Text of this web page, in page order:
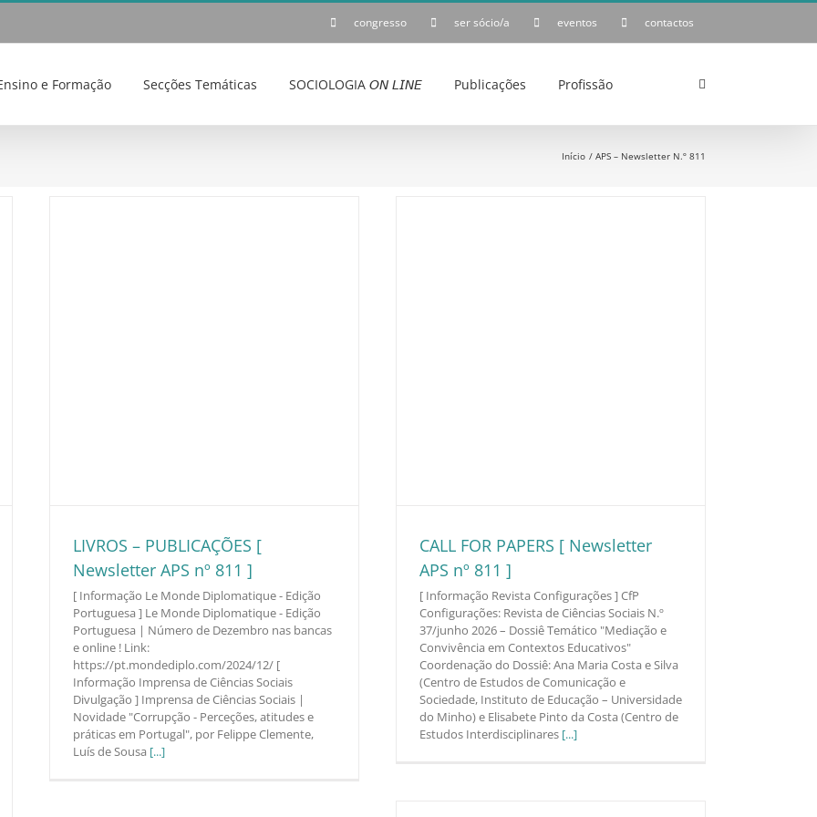
congresso ser sócio/a eventos contactos
e Formação Secções Temáticas SOCIOLOGIA 𝘖𝘕 𝘓𝘐𝘕𝘌 Publicações Profissão
Início APS – Newsletter N.º 811
LIVROS – PUBLICAÇÕES [
Newsletter APS nº 811 ]
[ Informação Le Monde Diplomatique - Edição
Portuguesa ] Le Monde Diplomatique - Edição
Portuguesa | Número de Dezembro nas bancas
e online ! Link:
https://pt.mondediplo.com/2024/12/ [
Informação Imprensa de Ciências Sociais
Divulgação ] Imprensa de Ciências Sociais |
Novidade "Corrupção - Perceções, atitudes e
práticas em Portugal", por Felippe Clemente,
Luís de Sousa [...]
CALL FOR PAPERS [ Newsletter
APS nº 811 ]
[ Informação Revista Configurações ] CfP
Configurações: Revista de Ciências Sociais N.º
37/junho 2026 – Dossiê Temático "Mediação e
Convivência em Contextos Educativos"
Coordenação do Dossiê: Ana Maria Costa e Silva
(Centro de Estudos de Comunicação e
Sociedade, Instituto de Educação – Universidade
do Minho) e Elisabete Pinto da Costa (Centro de
Estudos Interdisciplinares [...]